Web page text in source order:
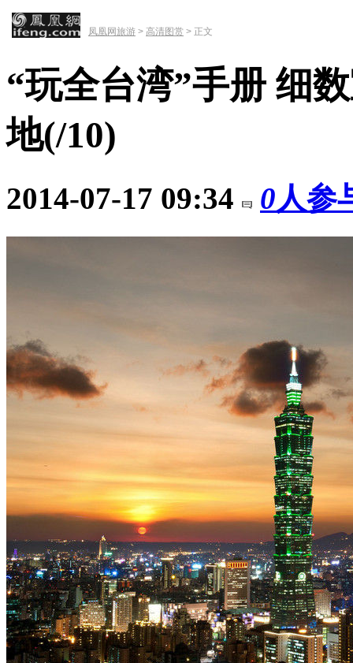
凤凰网旅游 > 高清图赏 > 正文
“玩全台湾”手册 细
地(/10)
2014-07-17 09:34 0人参